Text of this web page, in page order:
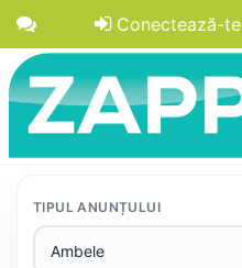
Conectează-te
TIPUL ANUNȚULUI